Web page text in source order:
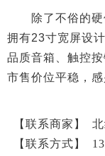
除了不俗的硬
拥有23寸宽屏设
品质音箱、触控
市售价位平稳，
【联系商家】
【联系方式】